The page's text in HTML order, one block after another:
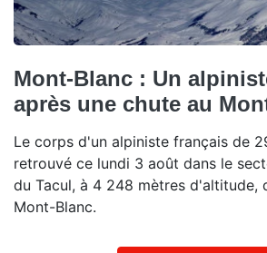
Mont-Blanc : Un
après une chute au
Le corps d'un alpiniste français de
retrouvé ce lundi 3 août dans le
du Tacul, à 4 248 mètres d'altitude,
Mont-Blanc.